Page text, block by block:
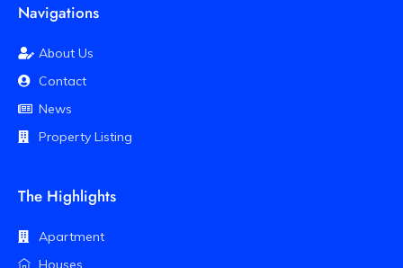
Navigations
About Us
Contact
News
Property Listing
The Highlights
Apartment
Houses